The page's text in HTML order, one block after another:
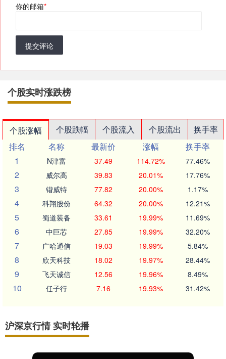
你的邮箱*
提交评论
个股实时涨跌榜
个股涨幅 个股跌幅 个股流入 个股流出
换手率
排名
名称 最新价 涨幅
换手率
1
N津富 37.49 114.72% 77.46%
2 威尔高 39.83 20.01% 17.76%
3 锴威特 77.82 20.00% 1.17%
4 科翔股份 64.32 20.00% 12.21%
5 蜀道装备 33.61 19.99% 11.69%
6 中巨芯 27.85 19.99% 32.20%
7 广哈通信 19.03 19.99% 5.84%
8 欣天科技 18.02 19.97% 28.44%
9 飞天诚信 12.56 19.96% 8.49%
10 任子行 7.16 19.93% 31.42%
沪深京行情 实时轮播